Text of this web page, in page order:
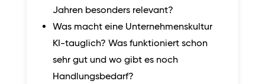
Jahren besonders relevant?
Was macht eine Unternehmenskultur
KI-tauglich? Was funktioniert schon
sehr gut und wo gibt es noch
Handlungsbedarf?